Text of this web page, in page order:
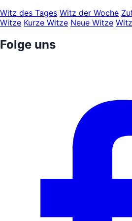
Witz des Tages Witz der Woche
Witze Kurze Witze Neue Witze
Folge uns